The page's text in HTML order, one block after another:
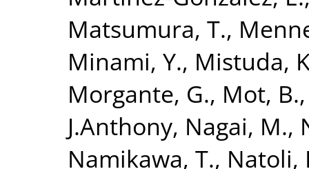
Matsumura, T.,
Minami, Y., Mistuda,
Morgante, G., Mot, B.
J.Anthony, Nagai, M.,
Namikawa, T., Natoli,